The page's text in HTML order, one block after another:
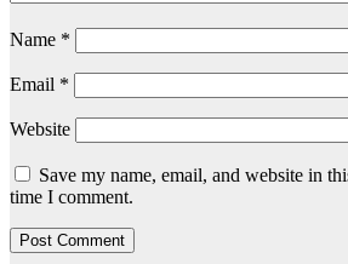
Name *
Email *
Website
Save my name, email, and website in
time I comment.